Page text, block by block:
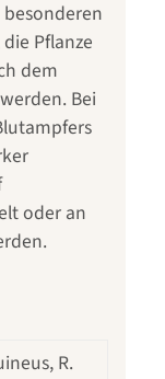
besonderen
Pflanze
dem
Bei
oder an
R.